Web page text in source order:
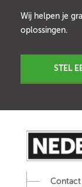
Wij helpen je
oplossingen.
STEL
Contact